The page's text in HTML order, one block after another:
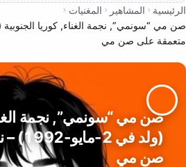
الرئيسية المشاهير
المغنيات
متعمقة على صن مي
صن مي “سونمي”, نجمة
(ولد
صن مي